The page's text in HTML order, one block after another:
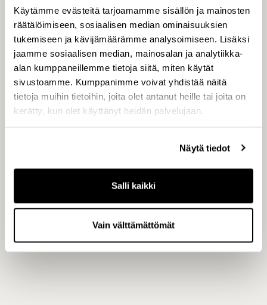
Käytämme evästeitä tarjoamamme sisällön ja mainosten
räätälöimiseen, sosiaalisen median ominaisuuksien
tukemiseen ja kävijämäärämme analysoimiseen. Lisäksi
jaamme sosiaalisen median, mainosalan ja analytiikka-
alan kumppaneillemme tietoja siitä, miten käytät
sivustoamme. Kumppanimme voivat yhdistää näitä
tietoja muihin tietoihin, joita olet antanut heille tai joita on
kerätty, kun olet käyttänyt heidän palvelujaan.
Näytä tiedot
Salli kaikki
Vain välttämättömät
Mari Reponen